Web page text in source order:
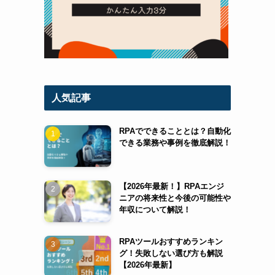
人気記事
RPAでできることとは？自動化
できる業務や事例を徹底解説！
【2026年最新！】RPAエンジ
ニアの将来性と今後の可能性や
年収について解説！
RPAツールおすすめランキン
グ！失敗しない選び方も解説
【2026年最新】